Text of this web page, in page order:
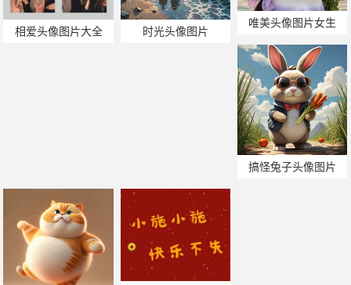
相爱头像图片大全 时光头像图片
唯美头像图片女生
搞怪兔子头像图片